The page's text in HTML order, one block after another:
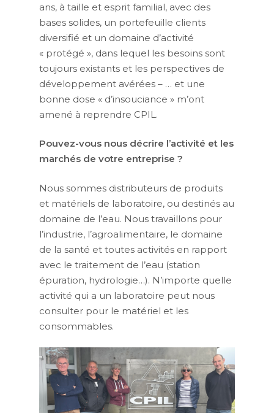
ans, à taille et esprit familial, avec des
bases solides, un portefeuille clients
diversifié et un domaine d’activité
« protégé », dans lequel les besoins sont
toujours existants et les perspectives de
développement avérées – … et une
bonne dose « d’insouciance » m’ont
amené à reprendre CPIL.
Pouvez-vous nous décrire l’activité et les
marchés de votre entreprise ?
Nous sommes distributeurs de produits
et matériels de laboratoire, ou destinés au
domaine de l’eau. Nous travaillons pour
l’industrie, l’agroalimentaire, le domaine
de la santé et toutes activités en rapport
avec le traitement de l’eau (station
épuration, hydrologie…). N’importe quelle
activité qui a un laboratoire peut nous
consulter pour le matériel et les
consommables.